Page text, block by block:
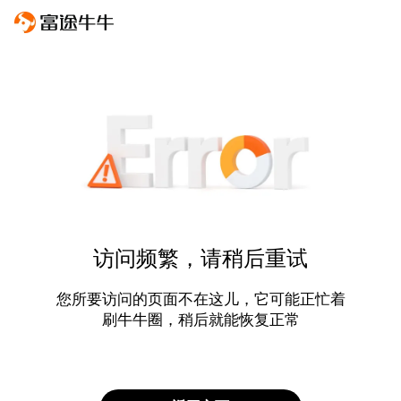
访问频繁，请稍后重试
您所要访问的页面不在这儿，它可能正忙着
刷牛牛圈，稍后就能恢复正常